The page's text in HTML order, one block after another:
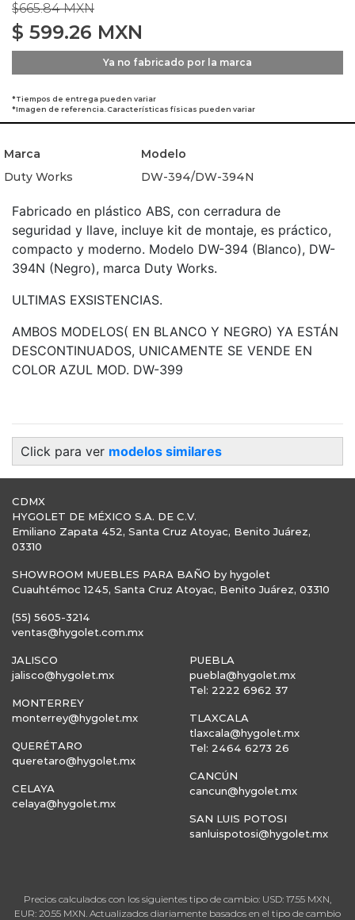
$665.84 MXN
$ 599.26 MXN
Ya no fabricado por la marca
*Tiempos de entrega pueden variar
*Imagen de referencia. Características físicas pueden variar
Marca
Modelo
Duty Works
DW-394/DW-394N
Fabricado en plástico ABS, con cerradura de
seguridad y llave, incluye kit de montaje, es práctico,
compacto y moderno. Modelo DW-394 (Blanco), DW-
394N (Negro), marca Duty Works.
ULTIMAS EXSISTENCIAS.
AMBOS MODELOS( EN BLANCO Y NEGRO) YA ESTÁN
DESCONTINUADOS, UNICAMENTE SE VENDE EN
COLOR AZUL MOD. DW-399
Click para ver modelos similares
CDMX
HYGOLET DE MÉXICO S.A. DE C.V.
Emiliano Zapata 452, Santa Cruz Atoyac, Benito Juárez,
03310
SHOWROOM MUEBLES PARA BAÑO by hygolet
Cuauhtémoc 1245, Santa Cruz Atoyac, Benito Juárez, 03310
(55) 5605-3214
ventas@hygolet.com.mx
JALISCO
jalisco@hygolet.mx
MONTERREY
monterrey@hygolet.mx
QUERÉTARO
queretaro@hygolet.mx
CELAYA
celaya@hygolet.mx
PUEBLA
puebla@hygolet.mx
Tel: 2222 6962 37
TLAXCALA
tlaxcala@hygolet.mx
Tel: 2464 6273 26
CANCÚN
cancun@hygolet.mx
SAN LUIS POTOSI
sanluispotosi@hygolet.mx
Precios calculados con los siguientes tipo de cambio: USD: 17.55 MXN,
EUR: 20.55 MXN. Actualizados diariamente basados en el tipo de cambio